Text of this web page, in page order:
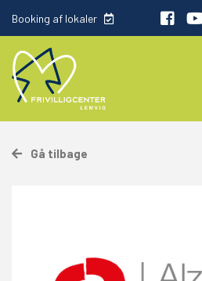
Booking af lokaler
Gå tilbage